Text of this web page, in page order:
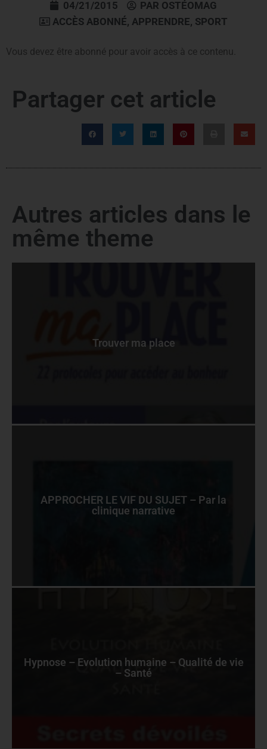
04/21/2015 PAR OSTÉOMAG
ACCÈS ABONNÉ, APPRENDRE, SPORT
Vous devez être abonné pour avoir accès à ce contenu.
Partager cet article
Autres articles dans le
même theme
Trouver ma place
APPROCHER LE VIF DU SUJET – Par la
clinique narrative
Hypnose – Evolution humaine – Qualité de vie
– Santé